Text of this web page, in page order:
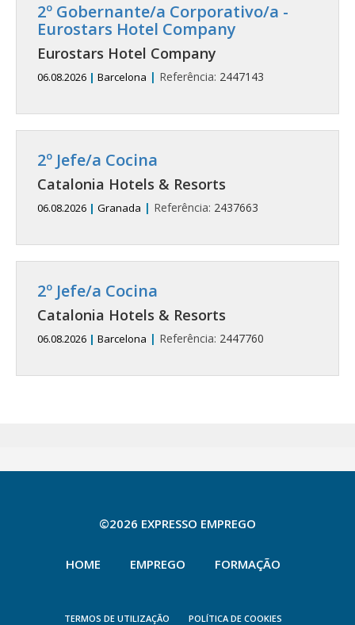
2º Gobernante/a Corporativo/a -
Eurostars Hotel Company
Eurostars Hotel Company
06.08.2026 | Barcelona | Referência: 2447143
2º Jefe/a Cocina
Catalonia Hotels & Resorts
06.08.2026 | Granada | Referência: 2437663
2º Jefe/a Cocina
Catalonia Hotels & Resorts
06.08.2026 | Barcelona | Referência: 2447760
©2026 EXPRESSO EMPREGO
HOME EMPREGO FORMAÇÃO
TERMOS DE UTILIZAÇÃO POLÍTICA DE COOKIES